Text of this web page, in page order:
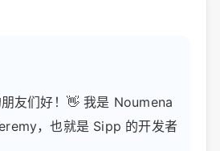
友们好！👋 我是 Noumena
，也就是 Sipp 的开发者